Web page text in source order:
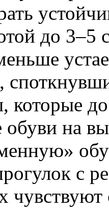
до 3–5
до
обуви на
с
чувствуют